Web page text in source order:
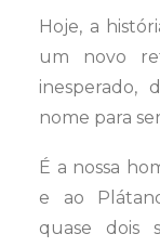
Hoje, a
um novo
inesperado,
nome para
É a nossa
e ao
quase dois